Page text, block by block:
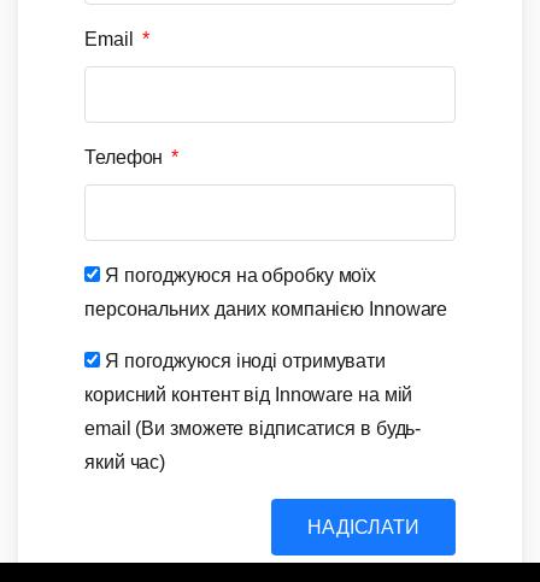
Email
Телефон
Я погоджуюся на обробку моїх
персональних даних компанією Innoware
Я погоджуюся іноді отримувати
корисний контент від Innoware на мій
email (Ви зможете відписатися в будь-
який час)
НАДІСЛАТИ